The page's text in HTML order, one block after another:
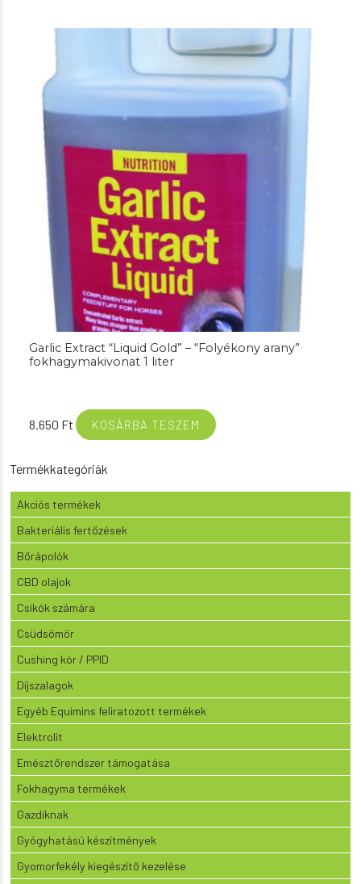
Garlic Extract “Liquid Gold” – “Folyékony arany”
fokhagymakivonat 1 liter
8.650 Ft KOSÁRBA TESZEM
Termékkategóriák
Akciós termékek
Bakteriális fertőzések
Bőrápolók
CBD olajok
Csikók számára
Csüdsömör
Cushing kór / PPID
Díjszalagok
Egyéb Equimins feliratozott termékek
Elektrolit
Emésztőrendszer támogatása
Fokhagyma termékek
Gazdiknak
Gyógyhatású készítmények
Gyomorfekély kiegészítő kezelése